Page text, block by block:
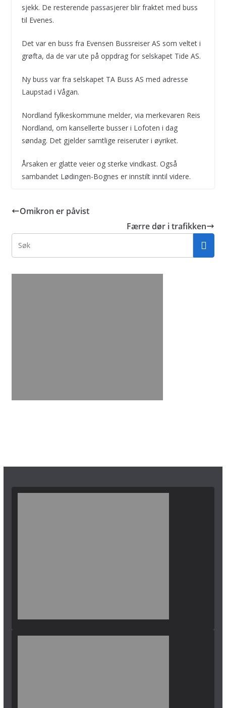
sjekk. De resterende passasjerer blir fraktet med buss
til Evenes.
Det var en buss fra Evensen Bussreiser AS som veltet i
grøfta, da de var ute på oppdrag for selskapet Tide AS.
Ny buss var fra selskapet TA Buss AS med adresse
Laupstad i Vågan.
Nordland fylkeskommune melder, via merkevaren Reis
Nordland, om kansellerte busser i Lofoten i dag
søndag. Det gjelder samtlige reiseruter i øyriket.
Årsaken er glatte veier og sterke vindkast. Også
sambandet Lødingen-Bognes er innstilt inntil videre.
Omikron er påvist
Færre dør i trafikken